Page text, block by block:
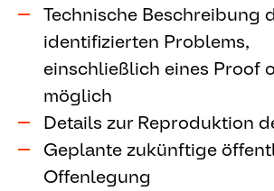
Technische Beschreibung
identifizierten Problems,
einschließlich eines Proof
möglich
Details zur Reproduktion
Geplante zukünftige
Offenlegung